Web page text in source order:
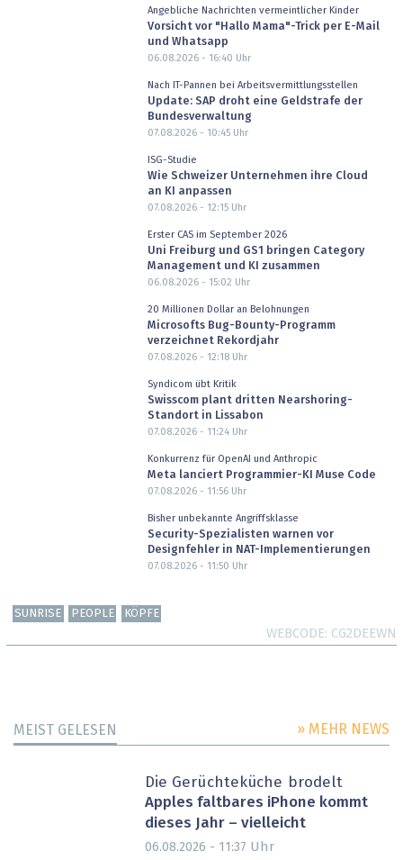
Angebliche Nachrichten vermeintlicher Kinder
Vorsicht vor "Hallo Mama"-Trick per E-Mail
und Whatsapp
06.08.2026 - 16:40 Uhr
Nach IT-Pannen bei Arbeitsvermittlungsstellen
Update: SAP droht eine Geldstrafe der
Bundesverwaltung
07.08.2026 - 10:45Uhr
ISG-Studie
Wie Schweizer Unternehmen ihre Cloud
an KI anpassen
07.08.2026 - 12:15Uhr
Erster CAS im September 2026
Uni Freiburg und GS1 bringen Category
Management und KI zusammen
06.08.2026 - 15:02 Uhr
20 Millionen Dollar an Belohnungen
Microsofts Bug-Bounty-Programm
verzeichnet Rekordjahr
07.08.2026 - 12:18Uhr
Syndicom übt Kritik
Swisscom plant dritten Nearshoring-
Standort in Lissabon
07.08.2026 - 11:24Uhr
Konkurrenz für OpenAI und Anthropic
Meta lanciert Programmier-KI Muse Code
07.08.2026 - 11:56Uhr
Bisher unbekannte Angriffsklasse
Security-Spezialisten warnen vor
Designfehler in NAT-Implementierungen
07.08.2026 - 11:50 Uhr
SUNRISE PEOPLE KÖPFE
WEBCODE CG2DEEWN
MEIST GELESEN » MEHR NEWS
Die Gerüchteküche brodelt
Apples faltbares iPhone kommt
dieses Jahr – vielleicht
06.08.2026 - 11:37 Uhr